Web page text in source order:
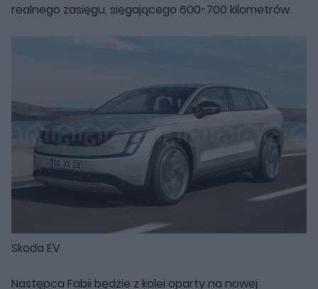
realnego zasięgu, sięgającego 600-700 kilometrów.
Skoda EV
Następca Fabii będzie z kolei oparty na nowej